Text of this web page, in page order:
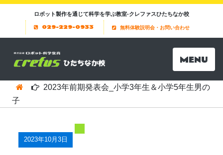
ロボット製作を通じて科学を学ぶ教室-クレファスひたちなか校
029-229-0933 無料体験説明会・お問い合わせ
MENU
2023年前期発表会_小学3年生＆小学5年生男の
子
2023年10月3日